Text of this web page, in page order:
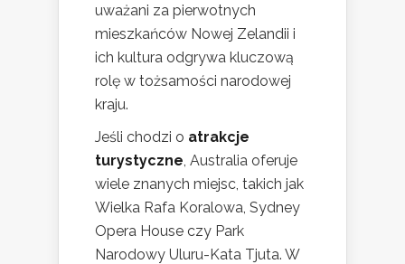
uważani za pierwotnych
mieszkańców Nowej Zelandii i
ich kultura odgrywa kluczową
rolę w tożsamości narodowej
kraju.
Jeśli chodzi o atrakcje
turystyczne, Australia oferuje
wiele znanych miejsc, takich jak
Wielka Rafa Koralowa, Sydney
Opera House czy Park
Narodowy Uluru-Kata Tjuta. W